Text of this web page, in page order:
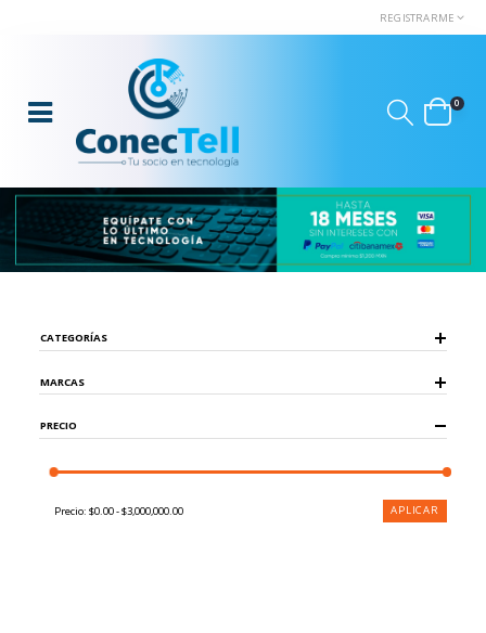
REGISTRARME
0
CATEGORÍAS
MARCAS
PRECIO
Precio: $0.00 - $3,000,000.00 APLICAR